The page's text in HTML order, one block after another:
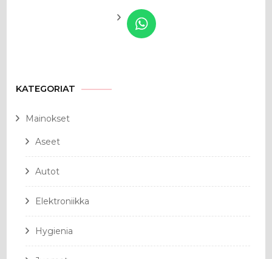
KATEGORIAT
Mainokset
Aseet
Autot
Elektroniikka
Hygienia